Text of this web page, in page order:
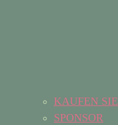
KAUFEN
SPONSOR